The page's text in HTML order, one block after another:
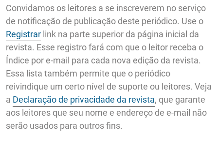
Convidamos os leitores a se inscreverem no serviço
de notificação de publicação deste periódico. Use o
Registrar link na parte superior da página inicial da
revista. Esse registro fará com que o leitor receba o
Índice por e-mail para cada nova edição da revista.
Essa lista também permite que o periódico
reivindique um certo nível de suporte ou leitores. Veja
a Declaração de privacidade da revista, que garante
aos leitores que seu nome e endereço de e-mail não
serão usados para outros fins.